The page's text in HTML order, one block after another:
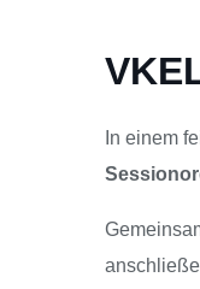
In einem